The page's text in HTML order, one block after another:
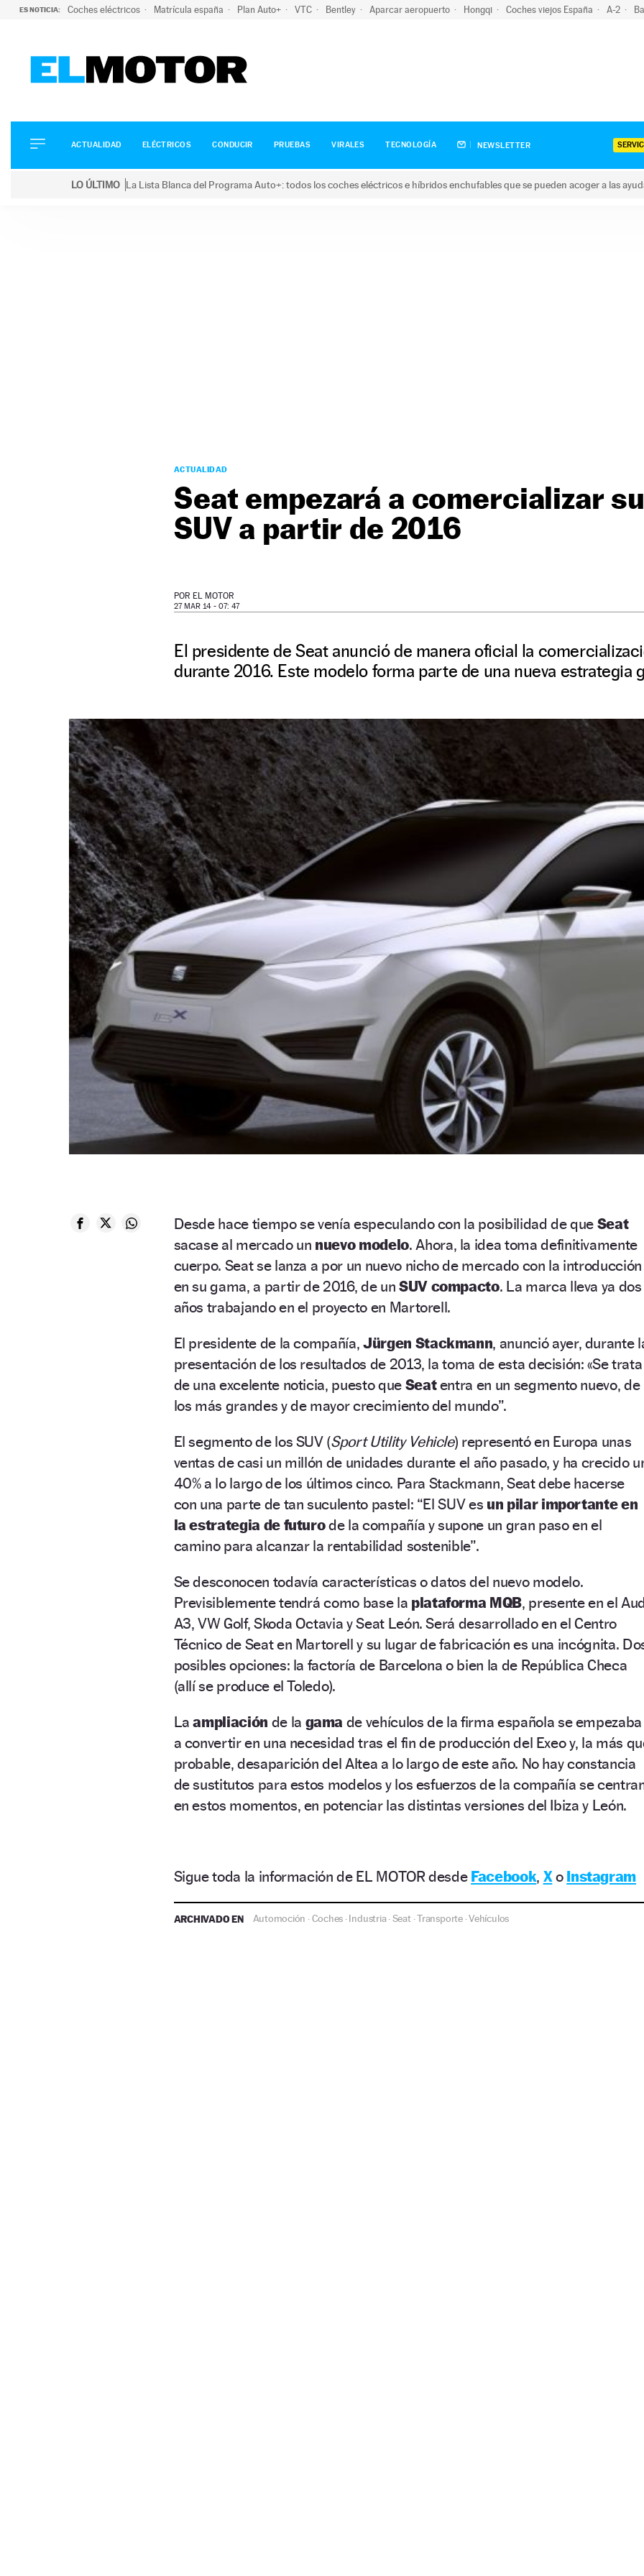
ES NOTICIA: Coches eléctricos Matrícula españa Plan Auto+ VTC Bentley Aparcar aeropuerto Hongqi Coches viejos España A-2
ELÉCTRICOS
CONDUCIR
ACTUALIDAD ELÉCTRICOS CONDUCIR PRUEBAS VIRALES TECNOLOGÍA NEWSLETTER
LO ÚLTIMO La Lista Blanca del Programa Auto+: todos los coches eléctricos e híbridos enchufables que se pueden acoger a las
ACTUALIDAD
Seat empezará a comercializar
SUV a partir de 2016
POR EL MOTOR
27 MAR 14 - 07: 47
El presidente de Seat anunció de manera oficial la
durante 2016. Este modelo forma parte de una nueva estrategia
Desde hace tiempo se venía especulando con la posibilidad de que Seat
sacase al mercado un nuevo modelo. Ahora, la idea toma definitivamente
cuerpo. Seat se lanza a por un nuevo nicho de mercado con la introducción
en su gama, a partir de 2016, de un SUV compacto. La marca lleva ya dos
años trabajando en el proyecto en Martorell.
El presidente de la compañía, Jürgen Stackmann, anunció ayer, durante
presentación de los resultados de 2013, la toma de esta decisión: «Se trata
de una excelente noticia, puesto que Seatentra en un segmento nuevo, de
los más grandes y de mayor crecimiento del mundo”.
El segmento de los SUV (Sport Utility Vehicle) representó en Europa unas
ventas de casi un millón de unidades durante el año pasado, y ha crecido
40% a lo largo de los últimos cinco. Para Stackmann, Seat debe hacerse
con una parte de tan suculento pastel: “El SUV es un pilar importante en
la estrategia de futurode la compañía y supone un gran paso en el
camino para alcanzar la rentabilidad sostenible”.
Se desconocen todavía características o datos del nuevo modelo.
Previsiblemente tendrá como base la plataforma MQB, presente en el
A3, VW Golf, Skoda Octavia y Seat León. Será desarrollado en el Centro
Técnico de Seat en Martorell y su lugar de fabricación es una incógnita.
posibles opciones: la factoría de Barcelona o bien la de República Checa
(allí se produce el Toledo).
Laampliación de la gama de vehículos de la firma española se empezaba
a convertir en una necesidad tras el fin de producción del Exeo y, la más
probable, desaparición del Altea a lo largo de este año. No hay constancia
de sustitutos para estos modelos y los esfuerzos de la compañía se
en estos momentos, en potenciar las distintas versiones del Ibiza y León.
Sigue toda la información de EL MOTOR desde Facebook, Xo Instagram
ARCHIVADO EN Automoción ·Coches ·Industria·Seat·Transporte·Vehículos